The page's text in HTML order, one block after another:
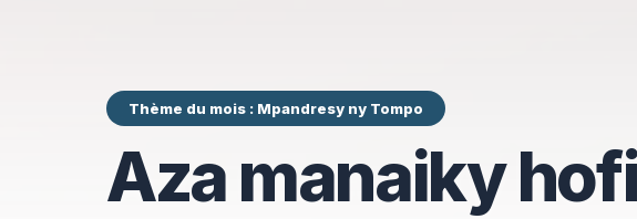
Thème du mois : Mpandresy ny Tompo
Aza manaiky